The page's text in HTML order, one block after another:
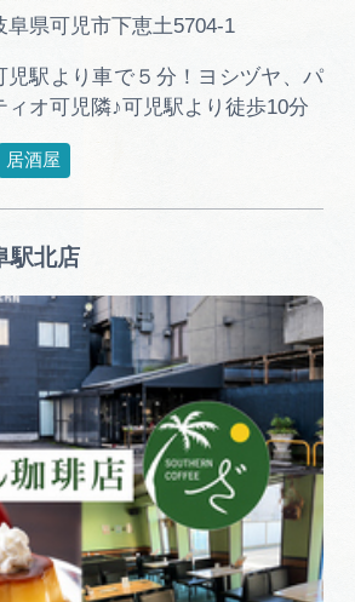
阜県可児市下恵土5704-1
児駅より車で５分！ヨシヅヤ、パ
ィオ可児隣♪可児駅より徒歩10分
居酒屋
駅北店